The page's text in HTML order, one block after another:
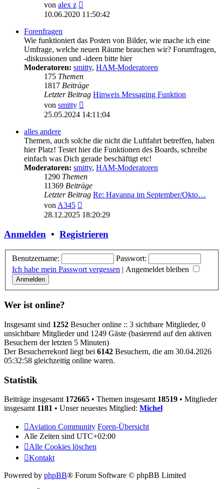
von alex z
Beitrag
10.06.2020 11:50:42
Forenfragen
Wie funktioniert das Posten von Bilder, wie mache ich eine
Umfrage, welche neuen Räume brauchen wir? Forumfragen,
-diskussionen und -ideen bitte hier
Moderatoren: smitty, HAM-Moderatoren
175 Themen
1817 Beiträge
Letzter Beitrag Hinweis Messaging Funktion
von smitty
Beitrag
25.05.2024 14:11:04
alles andere
Themen, auch solche die nicht die Luftfahrt betreffen, haben
hier Platz! Testet hier die Funktionen des Boards, schreibe
einfach was Dich gerade beschäftigt etc!
Moderatoren: smitty, HAM-Moderatoren
1290 Themen
11369 Beiträge
Letzter Beitrag Re: Havanna im September/Okto…
vonA345
Beitrag
28.12.2025 18:20:29
Anmelden • Registrieren
Benutzername:
Passwort:
Ich habe mein Passwort vergessen | Angemeldet bleiben
Wer ist online?
Insgesamt sind 1252 Besucher online :: 3 sichtbare Mitglieder, 0
unsichtbare Mitglieder und 1249 Gäste (basierend auf den aktiven
Besuchern der letzten 5 Minuten)
Der Besucherrekord liegt bei 6142 Besuchern, die am 30.04.2026
05:32:58 gleichzeitig online waren.
Statistik
Beiträge insgesamt 172665 • Themen insgesamt 18519 • Mitglieder
insgesamt 1181 • Unser neuestes Mitglied: Michel
Aviation Community Foren-Übersicht
Alle Zeiten sind UTC+02:00
Alle Cookies löschen
Kontakt
Powered by phpBB® Forum Software © phpBB Limited